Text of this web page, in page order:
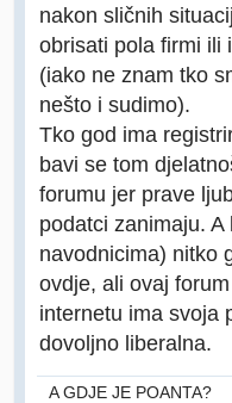
nakon sličnih
obrisati pola firmi ili
(iako ne znam tko
nešto i sudimo).
Tko god ima
bavi se tom
forumu jer prave
podatci zanimaju.
navodnicima) nitko
ovdje, ali ovaj
internetu ima svoja
dovoljno liberalna.
A GDJE JE POANTA?